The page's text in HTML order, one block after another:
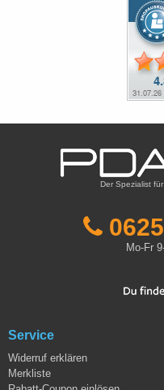
Der Spezialist
Mo-Fr
Service
Widerruf erklären
Merkliste